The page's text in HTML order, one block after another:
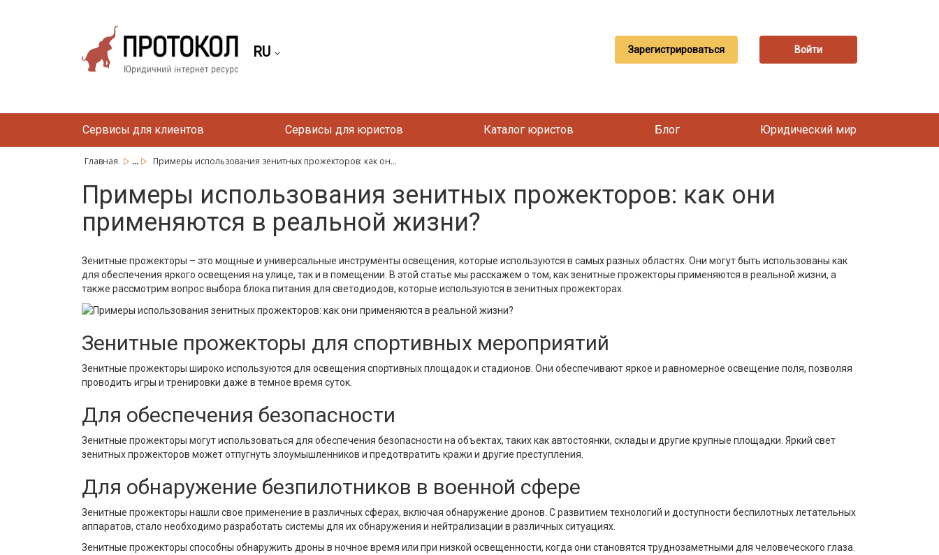
RU Зарегистрироваться Войти
Сервисы для клиентов Сервисы для юристов Каталог юристов Блог Юридический мир
Главная ... Примеры использования зенитных прожекторов: как он...
Примеры использования зенитных прожекторов: как они
применяются в реальной жизни?
Зенитные прожекторы – это мощные и универсальные инструменты освещения, которые используются в самых разных областях. Они могут быть использованы как
для обеспечения яркого освещения на улице, так и в помещении. В этой статье мы расскажем о том, как зенитные прожекторы применяются в реальной жизни, а
также рассмотрим вопрос выбора блока питания для светодиодов, которые используются в зенитных прожекторах.
Зенитные прожекторы для спортивных мероприятий
Зенитные прожекторы широко используются для освещения спортивных площадок и стадионов. Они обеспечивают яркое и равномерное освещение поля, позволяя
проводить игры и тренировки даже в темное время суток.
Для обеспечения безопасности
Зенитные прожекторы могут использоваться для обеспечения безопасности на объектах, таких как автостоянки, склады и другие крупные площадки. Яркий свет
зенитных прожекторов может отпугнуть злоумышленников и предотвратить кражи и другие преступления.
Для обнаружение безпилотников в военной сфере
Зенитные прожекторы нашли свое применение в различных сферах, включая обнаружение дронов. С развитием технологий и доступности беспилотных летательных
аппаратов, стало необходимо разработать системы для их обнаружения и нейтрализации в различных ситуациях.
Зенитные прожекторы способны обнаружить дроны в ночное время или при низкой освещенности, когда они становятся труднозаметными для человеческого глаза.